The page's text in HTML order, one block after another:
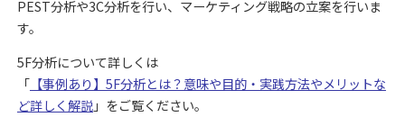
PEST分析や3C分析を行い、マーケティング戦略の立案を行いま
す。
5F分析について詳しくは
「【事例あり】5F分析とは？意味や目的・実践方法やメリットな
ど詳しく解説」をご覧ください。